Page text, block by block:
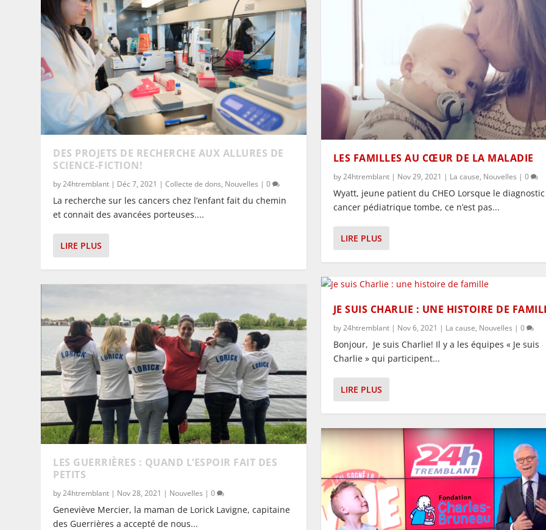
DES PROJETS DE RECHERCHE AUX ALLURES DE
SCIENCE-FICTION!
by24htremblant | Déc 7, 2021 |Collecte de dons, Nouvelles |0
La recherche sur les cancers chez l’enfant fait du chemin
et connait des avancées porteuses....
LIRE PLUS
LES GUERRIÈRES : QUAND L’ESPOIR FAIT DES
PETITS
by24htremblant | Nov 28, 2021 | Nouvelles |0
Geneviève Mercier, la maman de Lorick Lavigne, capitaine
des Guerrières a accepté de nous...
LES FAMILLES AU CŒUR DE LA MALADIE
by24htremblant| Nov 29, 2021 | La cause, Nouvelles | 0
Wyatt, jeune patient du CHEO Lorsque le diagnostic
cancer pédiatrique tombe, ce n’est pas...
LIRE PLUS
JE SUIS CHARLIE : UNE HISTOIRE DE
by24htremblant| Nov 6, 2021 | La cause, Nouvelles | 0
Bonjour, Je suis Charlie! Il y a les équipes « Je suis
Charlie » qui participent...
LIRE PLUS